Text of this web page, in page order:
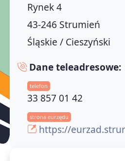
Rynek 4
43-246 Strumień
Śląskie / Cieszyński
Dane teleadresowe:
telefon
33 857 01 42
strona eurzędu
https://